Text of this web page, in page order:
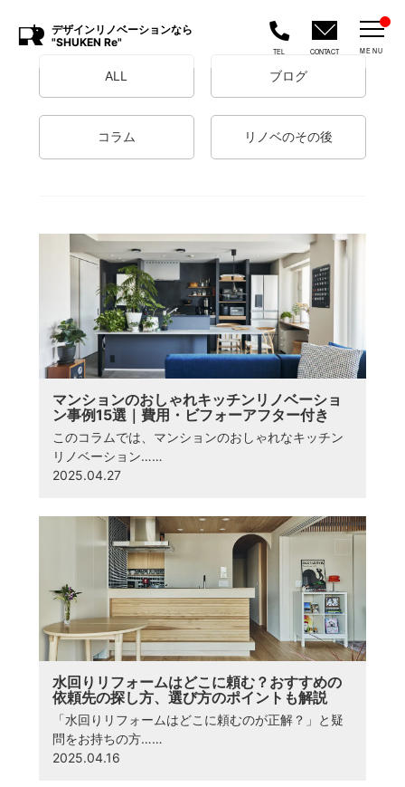
デザインリノベーションなら
"SHUKEN Re"
TEL CONTACT MENU
ALL ブログ
コラム リノベのその後
マンションのおしゃれキッチンリノベーショ
ン事例15選｜費用・ビフォーアフター付き
このコラムでは、マンションのおしゃれなキッチン
リノベーション……
2025.04.27
水回りリフォームはどこに頼む？おすすめの
依頼先の探し方、選び方のポイントも解説
「水回りリフォームはどこに頼むのが正解？」と疑
問をお持ちの方……
2025.04.16